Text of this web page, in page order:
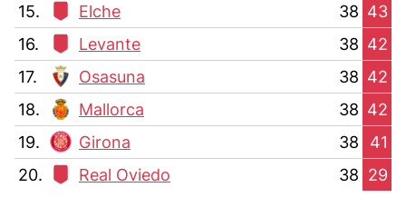
15.
Elche 38 43
16.
Levante 38 42
17.
Osasuna 38 42
18.
Mallorca 38 42
19.
Girona 38
41
20.
Real Oviedo 38 29